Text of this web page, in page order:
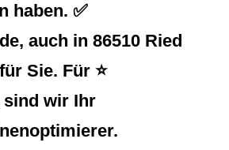
haben. ✅
auch in 86510 Ried
Sie. Für ⭐
sind wir Ihr